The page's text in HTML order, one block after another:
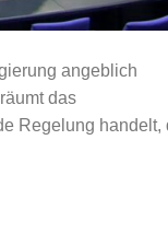
angeblich
das
Regelung handelt,